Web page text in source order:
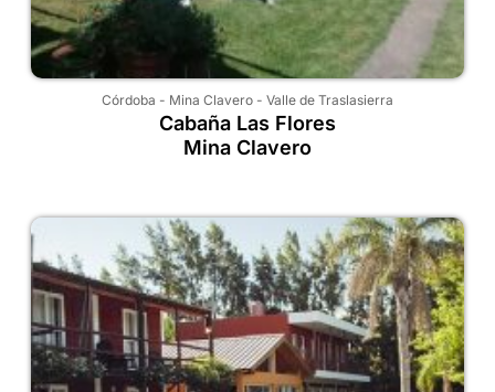
Córdoba - Mina Clavero - Valle de Traslasierra
Cabaña Las Flores
Mina Clavero